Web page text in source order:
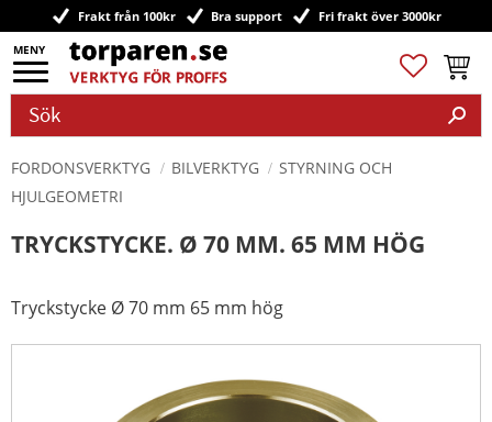
Meny
Frakt från 100kr Bra support Fri frakt över 3000kr
Favoriter
FORDONSVERKTYG BILVERKTYG
STYRNING OCH
HJULGEOMETRI
TRYCKSTYCKE. Ø 70 MM. 65 MM HÖG
Tryckstycke Ø 70 mm 65 mm hög